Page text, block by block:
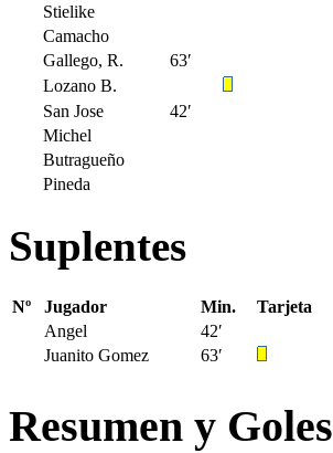
Stielike
Camacho
Gallego, R.
63′
Lozano B.
San Jose
42′
Michel
Butragueño
Pineda
Suplentes
Nº Jugador Min. Tarjeta
Angel
42′
Juanito Gomez
63′
Resumen y Goles